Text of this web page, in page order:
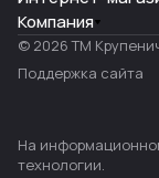
Компания
© 2026 ТМ
Поддержка сайта
На
технологии.